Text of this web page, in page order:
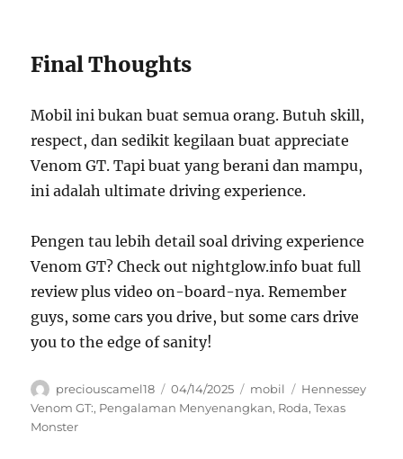
Final Thoughts
Mobil ini bukan buat semua orang. Butuh skill,
respect, dan sedikit kegilaan buat appreciate
Venom GT. Tapi buat yang berani dan mampu,
ini adalah ultimate driving experience.
Pengen tau lebih detail soal driving experience
Venom GT? Check out nightglow.info buat full
review plus video on-board-nya. Remember
guys, some cars you drive, but some cars drive
you to the edge of sanity!
Author
preciouscamel18
Posted
on
04/14/2025 Categories
mobil Tags
Hennessey
Venom GT:, Pengalaman Menyenangkan, Roda,Texas
Monster